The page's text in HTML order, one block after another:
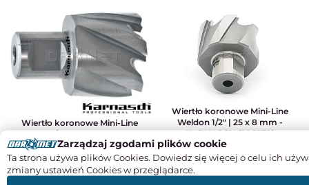
Wiertło koronowe Mini-Line
Weldon 1/2" | 24 mm x 8 mm -
KARNASCH (20.1230)
107,64
Wiertło koronowe Mini-Line
Weldon 1/2" | 25 x 8 mm -
KARNASCH (20.1230)
111,41
Zarządzaj zgodami plików cookie
Ta strona używa plików Cookies. Dowiedz się więcej o celu ich
zmiany ustawień Cookies w przeglądarce.